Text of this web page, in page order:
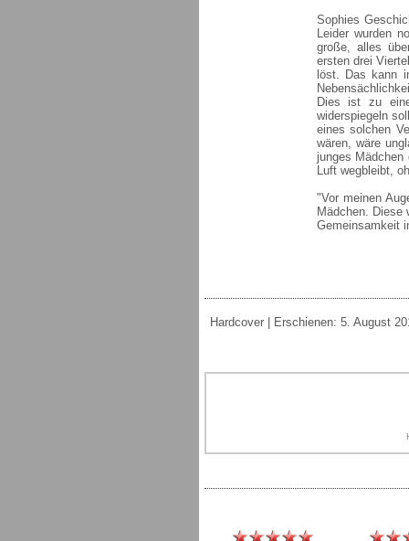
Sophies
Leider wurden
große, alles
ersten drei
löst. Das kann
Dies ist zu
widerspiegeln
eines solchen
wären, wäre
junges
Luft wegbleibt,
"Vor meinen
Mädchen. Diese
Gemeinsamkeit
Hardcover | Erschienen: 5. August